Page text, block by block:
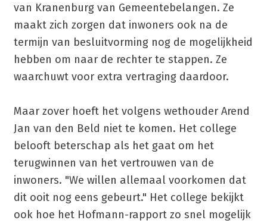
van Kranenburg van Gemeentebelangen. Ze
maakt zich zorgen dat inwoners ook na de
termijn van besluitvorming nog de mogelijkheid
hebben om naar de rechter te stappen. Ze
waarchuwt voor extra vertraging daardoor.
Maar zover hoeft het volgens wethouder Arend
Jan van den Beld niet te komen. Het college
belooft beterschap als het gaat om het
terugwinnen van het vertrouwen van de
inwoners. "We willen allemaal voorkomen dat
dit ooit nog eens gebeurt." Het college bekijkt
ook hoe het Hofmann-rapport zo snel mogelijk